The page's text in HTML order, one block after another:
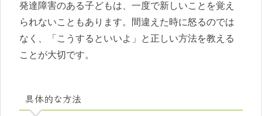
発達障害のある子どもは、一度で新しいことを覚え
られないこともあります。間違えた時に怒るのでは
なく、「こうするといいよ」と正しい方法を教える
ことが大切です。
具体的な方法